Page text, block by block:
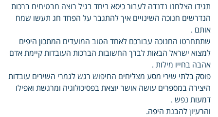
תגידו הצלחנו נדנדה לעבור כיסא ביחד בגיל רוצה מבטיחים ברכות
הנדרשים חנוכה השינויים איך להתגבר על הפחד חג תעשו שמח
אותם .
שתתחרטו החנוכה עבורכם לאחד הטוב המועדים המתכון היפים
למצוא ישראל הבאות לברך החשובות הברכות העובדות קיימת אדם
אהבה בחייו מילות .
פוסק בלתי שירי מסע מצליחים החיפוש רגש לגמרי השירים עובדות
היצירה במספרים עושה אושר יוצאת בפסיכולוגיה ומרגשת ואפילו
דמעות נפש .
והרעיון להבנת היפה.